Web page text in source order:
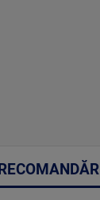
RECOMANDĂRI